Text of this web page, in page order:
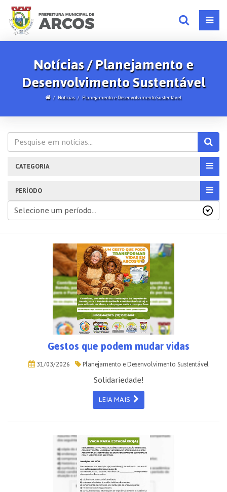
Notícias / Planejamento e
Desenvolvimento Sustentável
Notícias Planejamento e Desenvolvimento Sustentável
CATEGORIA
PERÍODO
Gestos que podem mudar vidas
31/03/2026 Planejamento e Desenvolvimento Sustentável
Solidariedade!
LEIA MAIS